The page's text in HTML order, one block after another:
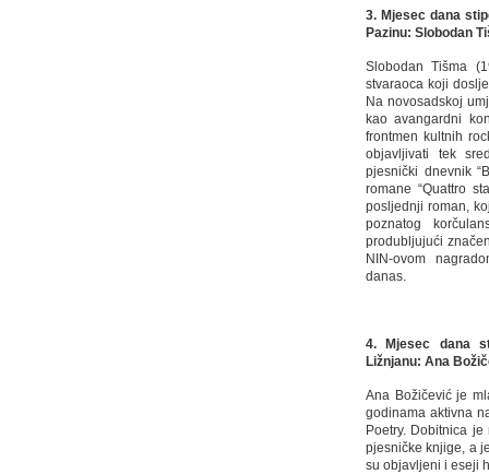
3. Mjesec dana
Pazinu: Slobodan Ti
Slobodan Tišma
stvaraoca koji
Na novosadskoj
kao avangardni
frontmen kultnih
objavljivati tek
pjesnički dnevnik
romane “Quattro
posljednji roman,
poznatog
produbljujući
NIN-ovom
danas.
4. Mjesec dana
Ližnjanu: Ana
Ana Božičević je
godinama aktivna
Poetry. Dobitnica
pjesničke knjige, a
su objavljeni i eseji